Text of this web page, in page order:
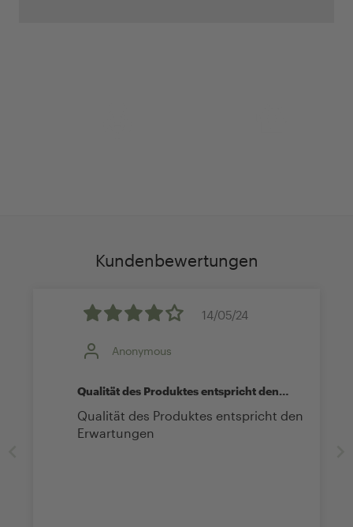
Kundenbewertungen
14/05/24
Anonymous
Qualität des Produktes entspricht den
Qualität des Produktes entspricht den
Erwartungen